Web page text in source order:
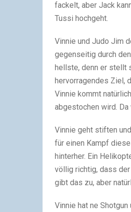
fackelt, aber Jack
Tussi hochgeht.
Vinnie und Judo Jim
gegenseitig durch
hellste, denn er stellt
hervorragendes Ziel,
Vinnie kommt
abgestochen wird. Da
Vinnie geht stiften
für einen Kampf
hinterher. Ein
völlig richtig, dass
gibt das zu, aber
Vinnie hat ne